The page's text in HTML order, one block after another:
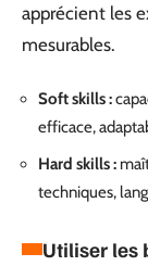
apprécient les
mesurables.
Soft skills :
efficace,
Hard skills :
techniques,
Utiliser les